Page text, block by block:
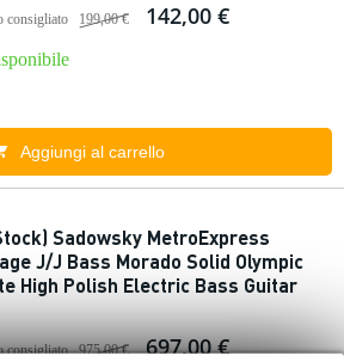
consigliato 199,00 € 142,00 €
Aggiungi al carrello
Sadowsky MetroExpress
J/J Bass Morado Solid Olympic
High Polish Electric Bass Guitar
consigliato 975,00 € 697,00 €